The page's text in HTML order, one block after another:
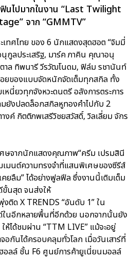
นไปมากในงาน “Last Twilight
จาก “GMMTV”
ทศไทย ของ 6 นักแสดงสุดฮอต “จิมมี่
กูลประเสริฐ, มาร์ค ภาคิน คุณาอนุ
ตาล ทิพนารี วีรวัฒโนดม, ฟิล์ม รชานันท์
ยของแบบจัดหนักจัดเต็มทุกสกิล ทั้ง
หนี่ยวทุกจังหวะดนตรี อลังการตระการ
มยังปลดล็อกสกิลหูทองคำไปกับ 2
งค์ กิตติภพเสรีวิชยสวัสดิ์, วิลเลี่ยม จักร
ษจากนักแสดงคุณภาพ“ครีม เปรมสินี
เมนต์ความทรงจำที่แสนพิเศษของซีรีส์
ยลืม” ได้อย่างฟูลฟีล ซึ่งงานนี้เติมเต็ม
ขั้นสุด จนส่งให้
ด X TRENDS “อันดับ 1” ใน
ในอีกหลายพื้นที่อีกด้วย นอกจากนั้นยัง
ได้ชมผ่าน “TTM LIVE” แม้จะอยู่
กันได้ครอบคลุมทั่วโลก เมื่อวันเสาร์ที่
ลล์ ชั้น F6 ศูนย์การค้ายูเนี่ยนมอลล์